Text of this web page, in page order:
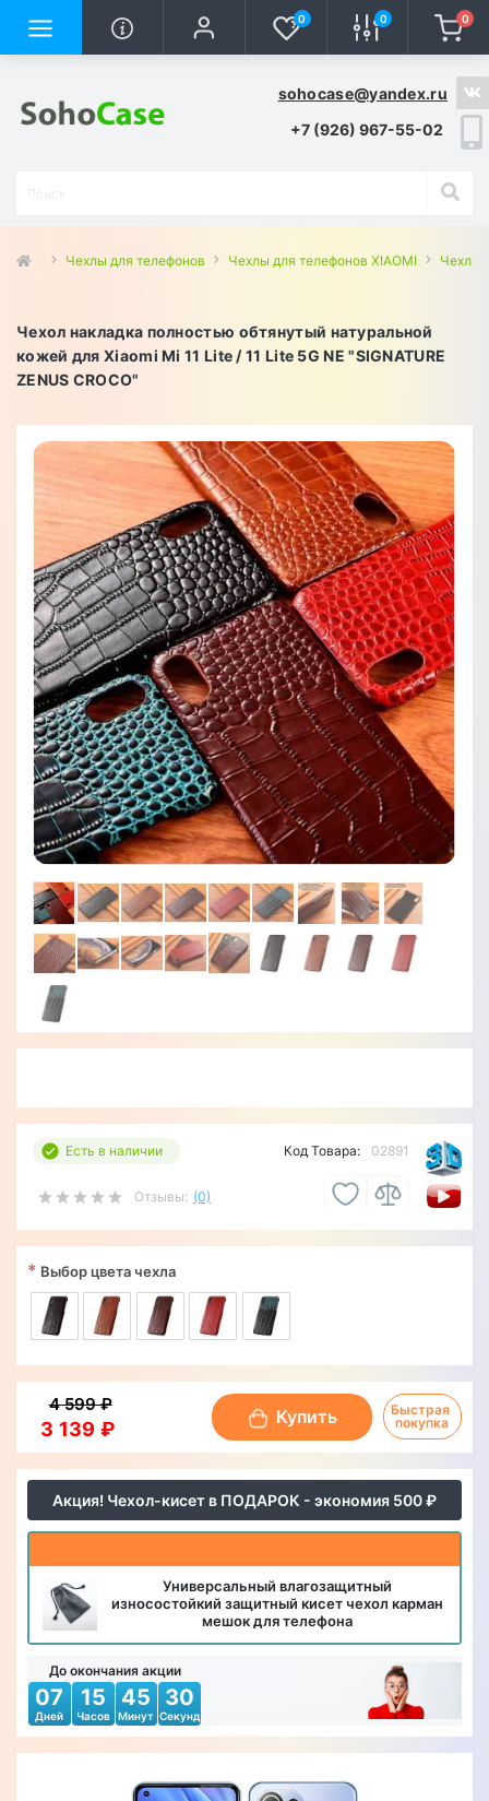
0 0 0
sohocase@yandex.ru
+7 (926) 967-55-02
Чехлы для телефонов Чехлы для телефонов XIAOMI Чехлы
Чехол накладка полностью обтянутый натуральной
кожей для Xiaomi Mi 11 Lite / 11 Lite 5G NE "SIGNATURE
ZENUS CROCO"
Есть в наличии
Отзывы: (0)
Код Товара: 02891
Акция! Чехол-кисет в ПОДАРОК - экономия 500 ₽
Универсальный влагозащитный
износостойкий защитный кисет чехол карман
мешок для телефона
До окончания акции
07
Дней
15
Часов
45
Минут
28
Секунд
* Выбор цвета чехла
3 139 ₽
4 599 ₽
Купить
Быстрая
покупка